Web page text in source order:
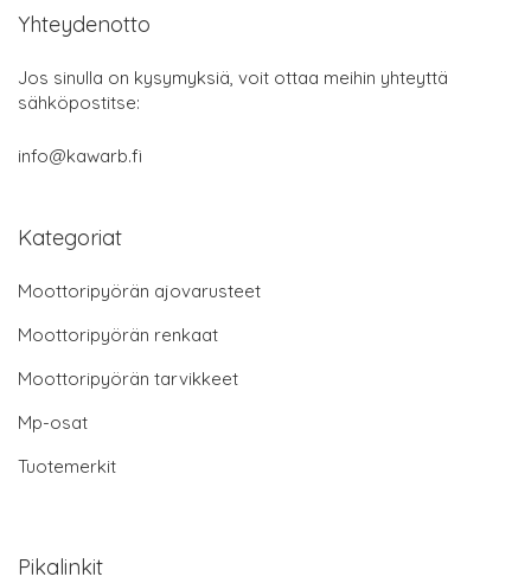
Yhteydenotto
Jos sinulla on kysymyksiä, voit ottaa meihin yhteyttä
sähköpostitse:
info@kawarb.fi
Kategoriat
Moottoripyörän ajovarusteet
Moottoripyörän renkaat
Moottoripyörän tarvikkeet
Mp-osat
Tuotemerkit
Pikalinkit